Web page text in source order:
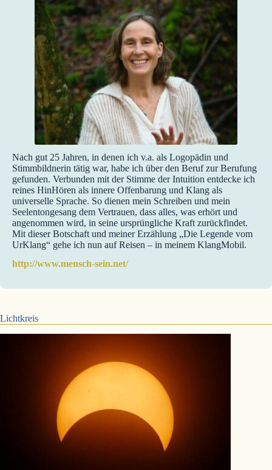
Nach gut 25 Jahren, in denen ich v.a. als Logopädin und
Stimmbildnerin tätig war, habe ich über den Beruf zur Berufung
gefunden. Verbunden mit der Stimme der Intuition entdecke ich
reines HinHören als innere Offenbarung und Klang als
universelle Sprache. So dienen mein Schreiben und mein
Seelentongesang dem Vertrauen, dass alles, was erhört und
angenommen wird, in seine ursprüngliche Kraft zurückfindet.
Mit dieser Botschaft und meiner Erzählung „Die Legende vom
UrKlang“ gehe ich nun auf Reisen – in meinem KlangMobil.
http://www.mensch-sein.net/
Lichtkreis